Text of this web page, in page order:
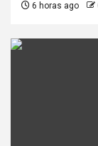
6 horas ago